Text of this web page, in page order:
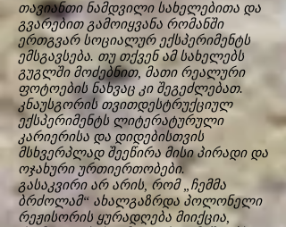
თავიანთი ნამდვილი სახელებითა და
გვარებით გამოიყვანა რომანში
ერთგვარ სოციალურ ექსპერიმენტს
ემსგავსება. თუ თქვენ ამ სახელებს
გუგლში მოძებნით, მათი რეალური
ფოტოების ნახვაც კი შეგეძლებათ.
კნაუსგორის თვითდესტრუქციულ
ექსპერიმენტს ლიტერატურული
კარიერისა და დიდებისთვის
მსხვერპლად შეეწირა მისი პირადი და
ოჯახური ურთიერთობები.
გასაკვირი არ არის, რომ „ჩემმა
ბრძოლამ“ ახალგაზრდა პოლონელი
რეჟისორის ყურადღება მიიქცია,